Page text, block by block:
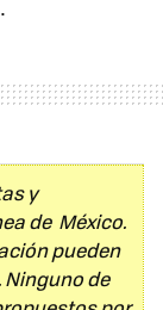
y
de México.
pueden
de